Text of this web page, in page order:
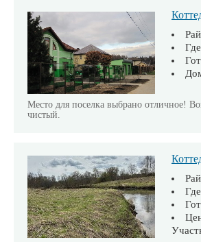
Место для поселка выбрано отличное!
чистый.